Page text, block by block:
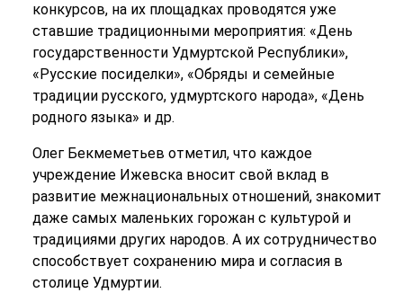
конкурсов, на их площадках проводятся уже
ставшие традиционными мероприятия: «День
государственности Удмуртской Республики»,
«Русские посиделки», «Обряды и семейные
традиции русского, удмуртского народа», «День
родного языка» и др.
Олег Бекмеметьев отметил, что каждое
учреждение Ижевска вносит свой вклад в
развитие межнациональных отношений, знакомит
даже самых маленьких горожан с культурой и
традициями других народов. А их сотрудничество
способствует сохранению мира и согласия в
столице Удмуртии.